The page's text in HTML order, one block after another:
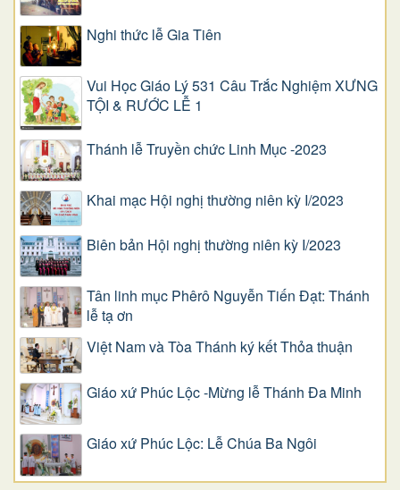
Nghi thức lễ Gia Tiên
Vui Học Giáo Lý 531 Câu Trắc Nghiệm XƯNG
TỘI & RƯỚC LỄ 1
Thánh lễ Truyền chức Linh Mục -2023
Khai mạc Hội nghị thường niên kỳ I/2023
Biên bản Hội nghị thường niên kỳ I/2023
Tân linh mục Phêrô Nguyễn Tiến Đạt: Thánh
lễ tạ ơn
Việt Nam và Tòa Thánh ký kết Thỏa thuận
Giáo xứ Phúc Lộc -Mừng lễ Thánh Đa Minh
Giáo xứ Phúc Lộc: Lễ Chúa Ba Ngôi